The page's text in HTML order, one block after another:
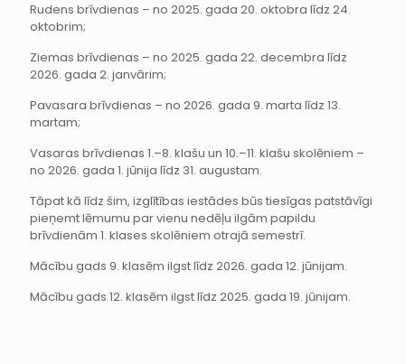
Rudens brīvdienas – no 2025. gada 20. oktobra līdz 24.
oktobrim;
Ziemas brīvdienas – no 2025. gada 22. decembra līdz
2026. gada 2. janvārim;
Pavasara brīvdienas – no 2026. gada 9. marta līdz 13.
martam;
Vasaras brīvdienas 1.–8. klašu un 10.–11. klašu skolēniem –
no 2026. gada 1. jūnija līdz 31. augustam.
Tāpat kā līdz šim, izglītības iestādes būs tiesīgas patstāvīgi
pieņemt lēmumu par vienu nedēļu ilgām papildu
brīvdienām 1. klases skolēniem otrajā semestrī.
Mācību gads 9. klasēm ilgst līdz 2026. gada 12. jūnijam.
Mācību gads 12. klasēm ilgst līdz 2025. gada 19. jūnijam.